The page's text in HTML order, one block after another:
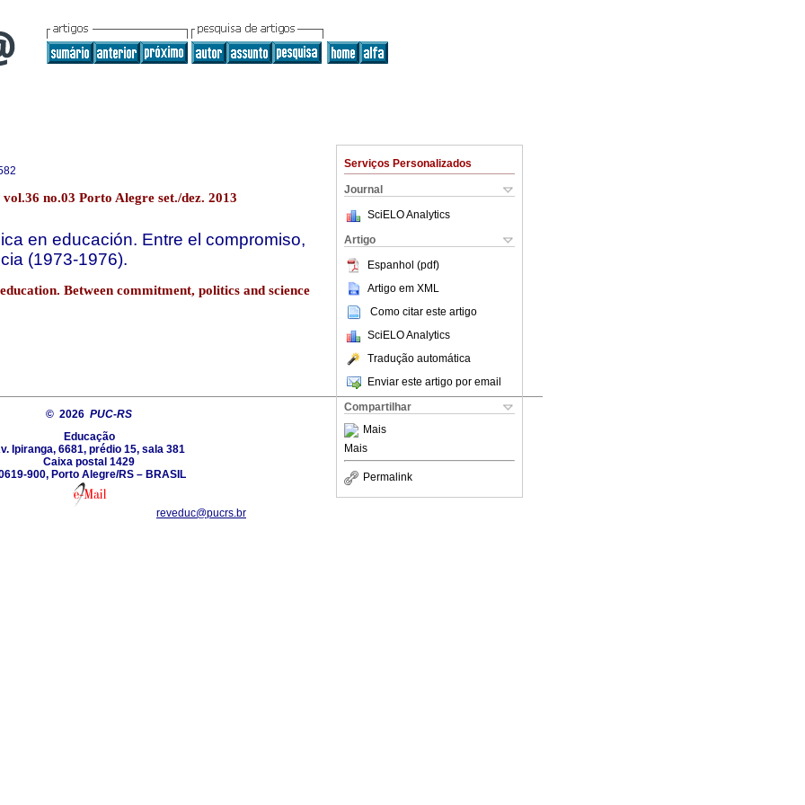
Serviços Personalizados
Journal
SciELO Analytics
Artigo
Espanhol (pdf)
Artigo em XML
Como citar este artigo
SciELO Analytics
Tradução automática
Enviar este artigo por email
Compartilhar
Mais
Mais
Permalink
no.03 Porto Alegre set./dez. 2013
en educación. Entre el compromiso,
(1973-1976).
Between commitment, politics and science
© 2026 PUC-RS
Educação
Ipiranga, 6681, prédio 15, sala 381
Caixa postal 1429
900, Porto Alegre/RS – BRASIL
reveduc@pucrs.br